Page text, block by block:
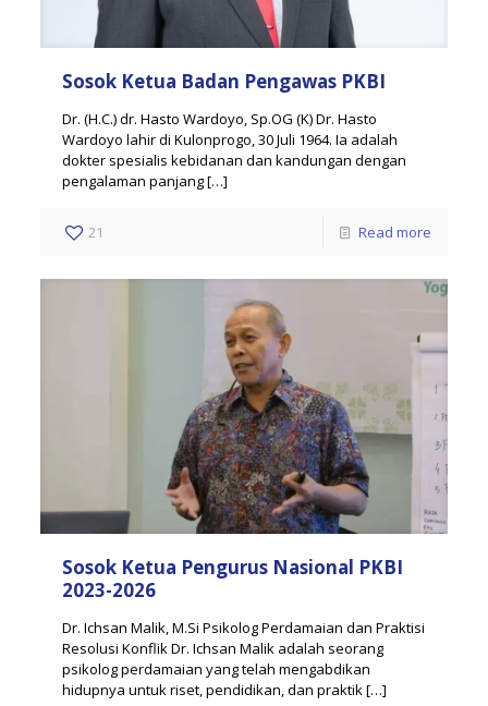
Sosok Ketua Badan Pengawas PKBI
Dr. (H.C.) dr. Hasto Wardoyo, Sp.OG (K) Dr. Hasto
Wardoyo lahir di Kulonprogo, 30 Juli 1964. Ia adalah
dokter spesialis kebidanan dan kandungan dengan
pengalaman panjang[…]
21 Read more
Sosok Ketua Pengurus Nasional PKBI
2023-2026
Dr. Ichsan Malik, M.Si Psikolog Perdamaian dan Praktisi
Resolusi Konflik Dr. Ichsan Malik adalah seorang
psikolog perdamaian yang telah mengabdikan
hidupnya untuk riset, pendidikan, dan praktik[…]